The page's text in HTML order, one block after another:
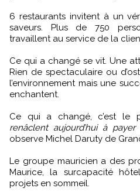
6 restaurants invitent à un
saveurs. Plus de 750
travaillent au service de la
Ce qui a changé se vit. Une
Rien de spectaculaire ou
l’environnement mais une
enchantent.
Ce qui a changé, c’est le
renâclent aujourd’hui à
observe Michel Daruty de
Le groupe mauricien a des
Maurice, la surcapacité
projets en sommeil.